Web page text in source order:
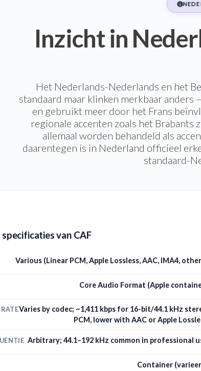
Inzicht in
Het Nederlands-Nederlands en het
standaard maar klinken merkbaar
en gebruikt meer door het Frans
regionale accenten zoals het
allemaal worden behandeld als
daarentegen is in Nederland officieel
standaard-
specificaties van CAF
Various (Linear PCM, Apple Lossless, AAC, IMA4,
Core Audio Format (Apple
Varies by codec; ~1,411 kbps for 16-bit/44.1 kHz
PCM, lower with AAC or Apple
Arbitrary; 44.1–192 kHz common in professional
Container